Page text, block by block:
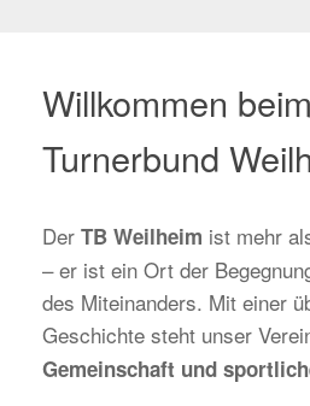
Willkommen beim
Turnerbund
Der TB Weilheim ist mehr
– er ist ein Ort der
des Miteinanders. Mit einer
Geschichte steht unser
Gemeinschaft und